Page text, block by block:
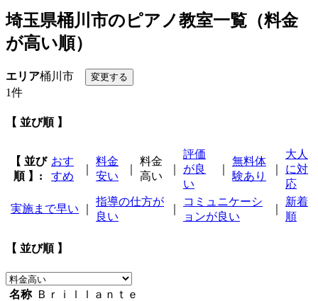
埼玉県桶川市のピアノ教室一覧（料金
が高い順）
エリア桶川市
1件
【 並び順 】
【 並び
順 】:
おす
すめ
料金
安い
料金
高い
評価
が良
い
無料体
験あり
大人
に対
応
実施まで早い
指導の仕方が
良い
コミュニケーシ
ョンが良い
新着
順
【 並び順 】
名称 Ｂｒｉｌｌａｎｔｅ